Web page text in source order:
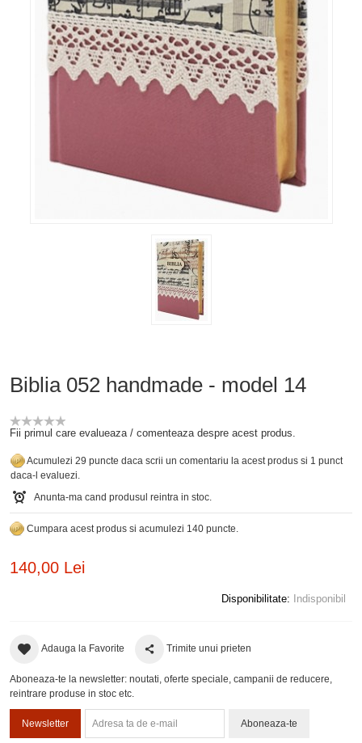
Biblia 052 handmade - model 14
Fii primul care evalueaza / comenteaza despre acest produs.
Acumulezi 29 puncte daca scrii un comentariu la acest produs si 1 punct
daca-l evaluezi.
Anunta-ma cand produsul reintra in stoc.
Cumpara acest produs si acumulezi 140 puncte.
140,00 Lei
Disponibilitate: Indisponibil
Adauga la Favorite Trimite unui prieten
Aboneaza-te la newsletter: noutati, oferte speciale, campanii de reducere,
reintrare produse in stoc etc.
Newsletter Aboneaza-te